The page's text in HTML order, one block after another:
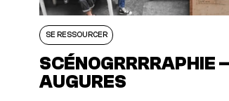
SE RESSOURCER
SCÉNOGRRRRAPHIE
AUGURES